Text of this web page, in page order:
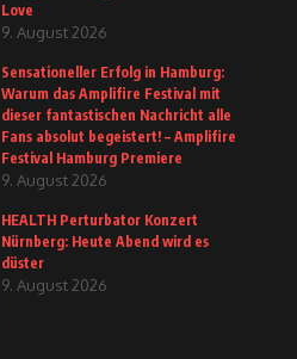
Love
9. August 2026
Sensationeller Erfolg in Hamburg:
Warum das Amplifire Festival mit
dieser fantastischen Nachricht alle
Fans absolut begeistert! – Amplifire
Festival Hamburg Premiere
9. August 2026
HEALTH Perturbator Konzert
Nürnberg: Heute Abend wird es
düster
9. August 2026